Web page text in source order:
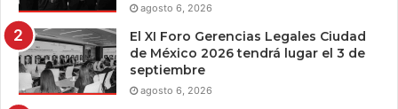
agosto 6, 2026
El XI Foro Gerencias Legales Ciudad
de México 2026 tendrá lugar el 3 de
septiembre
agosto 6, 2026